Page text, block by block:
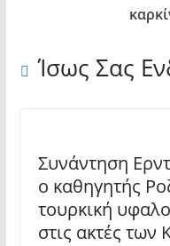
Ίσως Σας
Συνάντηση
ο καθηγητής
τουρκική
στις ακτές των